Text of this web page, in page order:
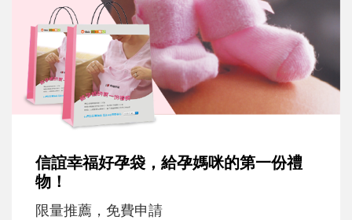
信誼幸福好孕袋，給孕媽咪的第一份禮
物！
限量推薦，免費申請